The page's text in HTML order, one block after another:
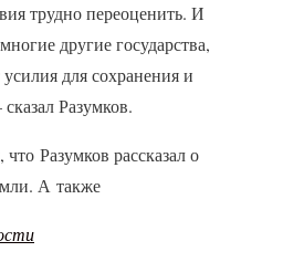
трудно переоценить. И
другие государства,
для сохранения и
Разумков.
Разумков рассказал о
А также